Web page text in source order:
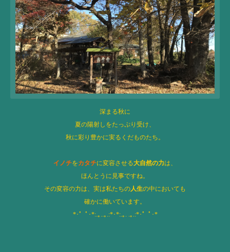
深まる秋に
夏の陽射しをたっぷり受け、
秋に彩り豊かに実るくだものたち。
イノチをカタチに変容させる大自然の力は、
ほんとうに見事ですね。
その変容の力は、実は私たちの人生の中においても
確かに働いています。
*･゜ﾟ･*:.｡..｡.:*･*:.｡. .｡.:*･゜ﾟ･*